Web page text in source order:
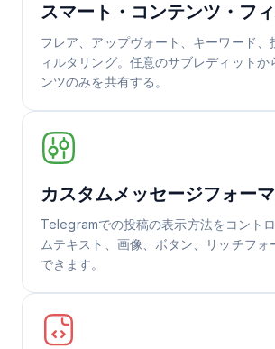
スマート・コンテンツ・フ
フレア、アップヴォート、キーワード、
ィルタリング。任意のサブレディットか
ンツのみを共有する。
カスタムメッセージフォー
Telegramでの投稿の表示方法をコント
ムテキスト、画像、ボタン、リッチフォ
できます。